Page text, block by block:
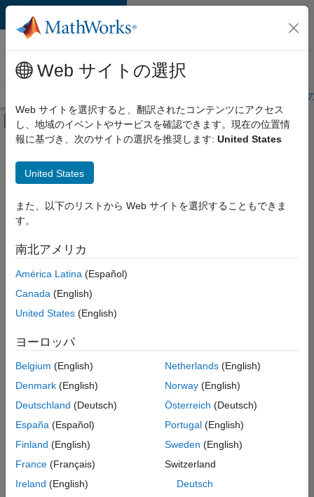
コンテンツへスキップ
MathWorks 採用
情報
学生・キャリア初期
オフキャンバス ナビゲーション メ
メインコンテンツ
絞り込み条件
企業向けセールス
カスタマー サポート
教育機関向けセールス
法務
選
し
人
の
保
存
一
部
人
情
Web サイトの選択
Web サイトを選択すると、翻訳されたコンテンツにアクセス
し、地域のイベントやサービスを確認できます。現在の位置情
報に基づき、次のサイトの選択を推奨します: United States
United States
また、以下のリストから Web サイトを選択することもできま
す。
南北アメリカ
América Latina (Español)
Canada (English)
United States (English)
ヨーロッパ
Belgium (English)
Denmark (English)
Deutschland (Deutsch)
España (Español)
Finland (English)
France (Français)
Ireland (English)
Netherlands(English)
Norway(English)
Österreich (Deutsch)
Portugal(English)
Sweden (English)
Switzerland
Deutsch